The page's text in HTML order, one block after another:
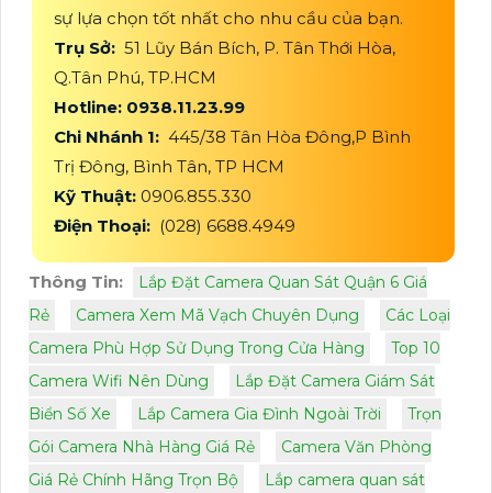
sự lựa chọn tốt nhất cho nhu cầu của bạn.
Trụ Sở: 51 Lũy Bán Bích, P. Tân Thới Hòa,
Q.Tân Phú, TP.HCM
Hotline: 0938.11.23.99
Chi Nhánh 1: 445/38 Tân Hòa Đông,P Bình
Trị Đông, Bình Tân, TP HCM
Kỹ Thuật: 0906.855.330
Điện Thoại: (028) 6688.4949
Thông Tin:
Lắp Đặt Camera Quan Sát Quận 6 Giá
Rẻ
Camera Xem Mã Vạch Chuyên Dụng
Các Loại
Camera Phù Hợp Sử Dụng Trong Cửa Hàng
Top 10
Camera Wifi Nên Dùng
Lắp Đặt Camera Giám Sát
Biển Số Xe
Lắp Camera Gia Đình Ngoài Trời
Trọn
Gói Camera Nhà Hàng Giá Rẻ
Camera Văn Phòng
Giá Rẻ Chính Hãng Trọn Bộ
Lắp camera quan sát